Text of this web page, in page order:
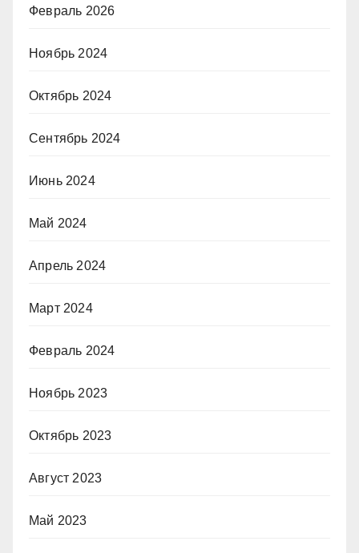
Февраль 2026
Ноябрь 2024
Октябрь 2024
Сентябрь 2024
Июнь 2024
Май 2024
Апрель 2024
Март 2024
Февраль 2024
Ноябрь 2023
Октябрь 2023
Август 2023
Май 2023